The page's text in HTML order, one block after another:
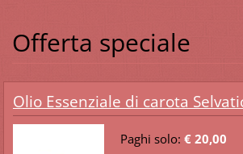
Offerta speciale
Olio Essenziale di carota
Paghi solo: € 20,00